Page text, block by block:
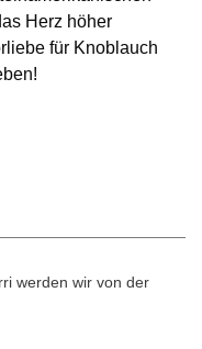
Herz höher
für Knoblauch
werden wir von der